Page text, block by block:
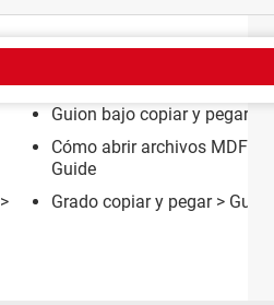
Guion bajo copiar y pegar
Cómo abrir archivos MDF y
Guide
>
Grado copiar y pegar> Guide